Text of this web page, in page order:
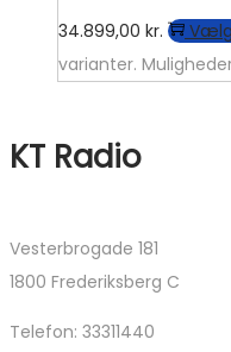
34.899,00 kr.
varianter.
KT Radio
Vesterbrogade 181
1800 Frederiksberg C
Telefon: 33311440